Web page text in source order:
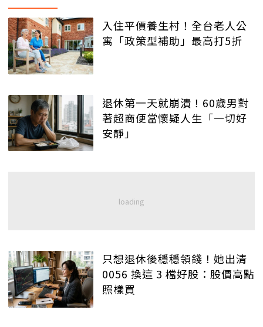
入住平價養生村！全台老人公
寓「政策型補助」最高打5折
退休第一天就崩潰！60歲男對
著超商便當懷疑人生「一切好
安靜」
只想退休後穩穩領錢！她出清
0056 換這 3 檔好股：股價高點
照樣買